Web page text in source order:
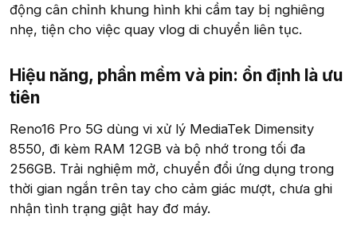
động cân chỉnh khung hình khi cầm tay bị nghiêng
nhẹ, tiện cho việc quay vlog di chuyển liên tục.
Hiệu năng, phần mềm và pin: ổn định là ưu
tiên​
Reno16 Pro 5G dùng vi xử lý MediaTek Dimensity
8550, đi kèm RAM 12GB và bộ nhớ trong tối đa
256GB. Trải nghiệm mở, chuyển đổi ứng dụng trong
thời gian ngắn trên tay cho cảm giác mượt, chưa ghi
nhận tình trạng giật hay đơ máy.